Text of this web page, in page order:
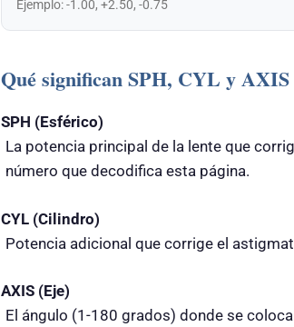
Ejemplo: -1.00, +2.50, -0.75
Qué significan SPH, CYL y AXIS
SPH (Esférico)
La potencia principal de la lente que
número que decodifica esta página.
CYL (Cilindro)
Potencia adicional que corrige el
AXIS (Eje)
El ángulo (1-180 grados) donde se